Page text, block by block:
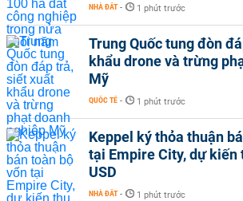
NHÀ ĐẤT - 1 phút trước
Trung Quốc tung đòn
khẩu drone và trừng
Mỹ
QUỐC TẾ - 1 phút trước
Keppel ký thỏa thuận
tại Empire City, dự kiến
USD
NHÀ ĐẤT - 1 phút trước